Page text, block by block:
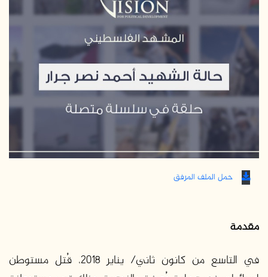
حمل الملف المرفق
مقدمة
في التاسع من كانون ثاني/ يناير 2018، قُتل مستوطن